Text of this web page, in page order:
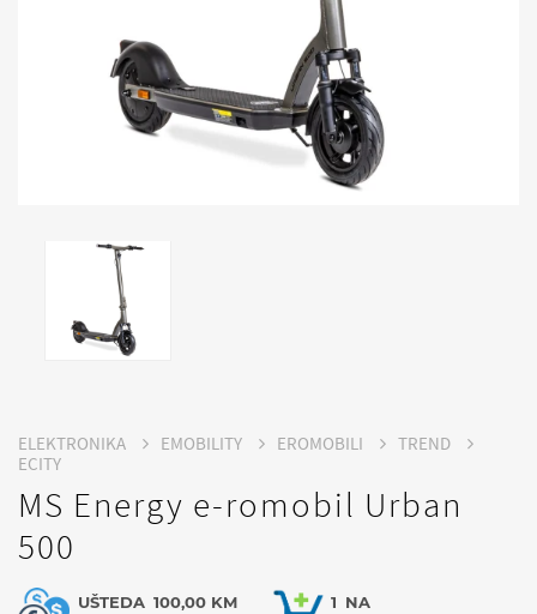
ELEKTRONIKA EMOBILITY EROMOBILI
TREND
ECITY
MS Energy e-romobil Urban
500
UŠTEDA 100,00 KM 1 NA